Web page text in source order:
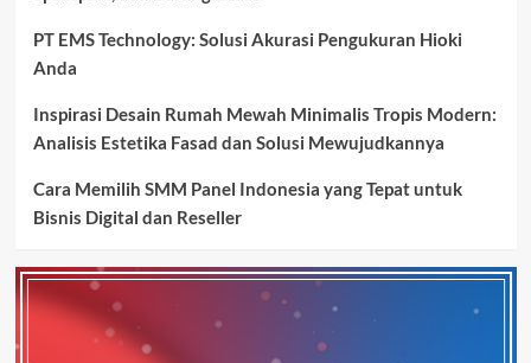
PT EMS Technology: Solusi Akurasi Pengukuran Hioki
Anda
Inspirasi Desain Rumah Mewah Minimalis Tropis Modern:
Analisis Estetika Fasad dan Solusi Mewujudkannya
Cara Memilih SMM Panel Indonesia yang Tepat untuk
Bisnis Digital dan Reseller